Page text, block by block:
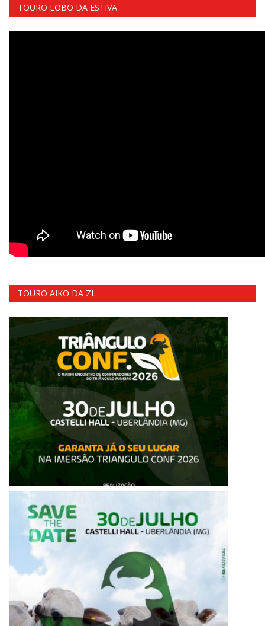
TOURO LOBO DA ESTIVA
TOURO AIKO DA ZL